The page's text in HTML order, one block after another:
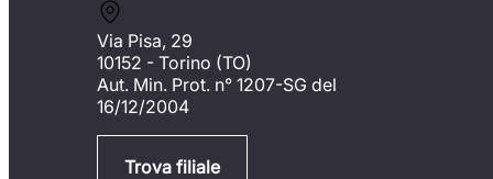
Via Pisa, 29
10152 - Torino (TO)
Aut. Min. Prot. n° 1207-SG del
16/12/2004
Trova filiale